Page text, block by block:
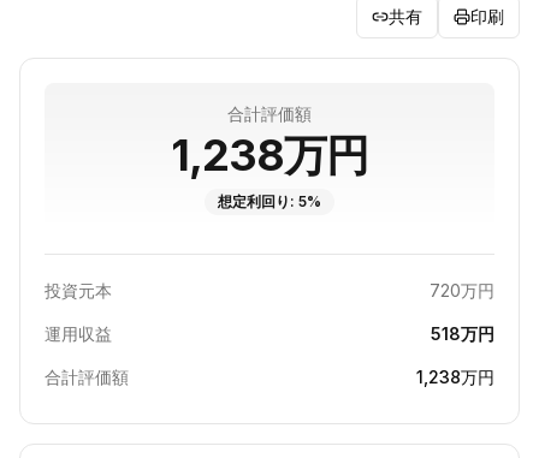
共有 印刷
合計評価額
1,238万円
想定利回り: 5%
投資元本 720万円
運用収益 518万円
合計評価額 1,238万円